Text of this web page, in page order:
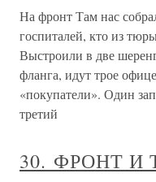
На фронт Там нас
госпиталей, кто из
Выстроили в две
фланга, идут трое
«покупатели». Один
третий
30. ФРОНТ И